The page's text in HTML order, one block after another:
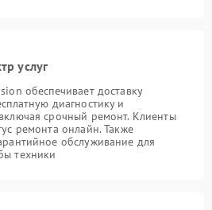
услуг
обеспечивает доставку
диагностику и
срочный ремонт. Клиенты
ремонта онлайн. Также
обслуживание для
техники